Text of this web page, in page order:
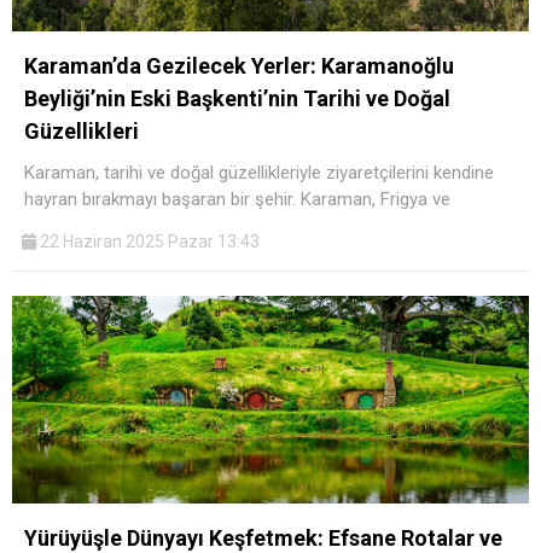
Karaman’da Gezilecek Yerler: Karamanoğlu
Beyliği’nin Eski Başkenti’nin Tarihi ve Doğal
Güzellikleri
Karaman, tarihi ve doğal güzellikleriyle ziyaretçilerini kendine
hayran bırakmayı başaran bir şehir. Karaman, Frigya ve
22 Haziran 2025 Pazar 13:43
Yürüyüşle Dünyayı Keşfetmek: Efsane Rotalar ve